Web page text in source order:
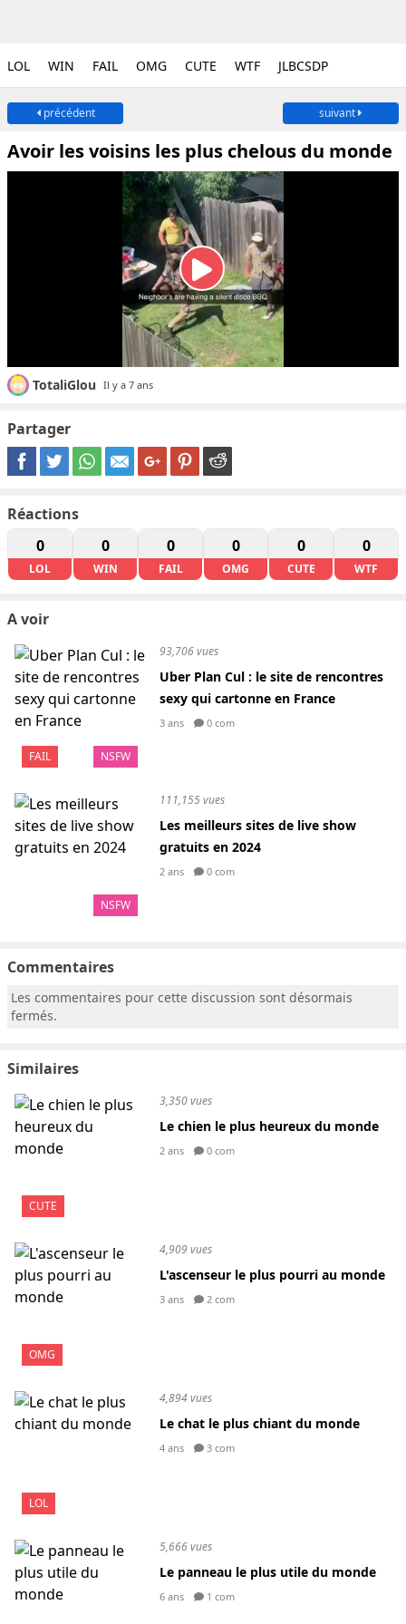
LOL WIN FAIL OMG CUTE WTF JLBCSDP
précédent suivant
Avoir les voisins les plus chelous du monde
TotaliGlou Il y a 7 ans
Partager
Réactions
0
LOL
0
WIN
0
FAIL
0
OMG
0
CUTE
0
WTF
A voir
FAIL NSFW
93,706 vues
Uber Plan Cul : le site de rencontres
sexy qui cartonne en France
3 ans 0 com
NSFW
111,155 vues
Les meilleurs sites de live show
gratuits en 2024
2 ans 0 com
Commentaires
Les commentaires pour cette discussion sont désormais
fermés.
Similaires
CUTE
3,350 vues
Le chien le plus heureux du monde
2 ans 0 com
OMG
4,909 vues
L'ascenseur le plus pourri au monde
3 ans 2 com
LOL
4,894 vues
Le chat le plus chiant du monde
4 ans 3 com
5,666 vues
Le panneau le plus utile du monde
6 ans 1 com